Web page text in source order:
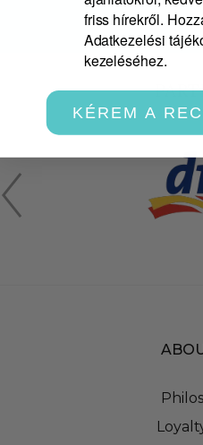
friss hírekről.
Adatkezelési
kezeléséhez.
KÉREM A